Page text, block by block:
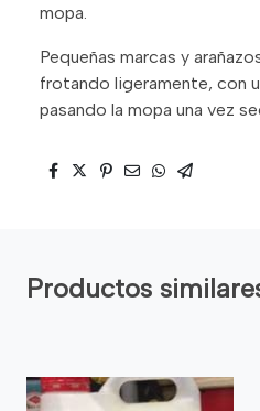
mopa.
Pequeñas marcas y
frotando ligeramente, con
pasando la mopa una vez
Productos